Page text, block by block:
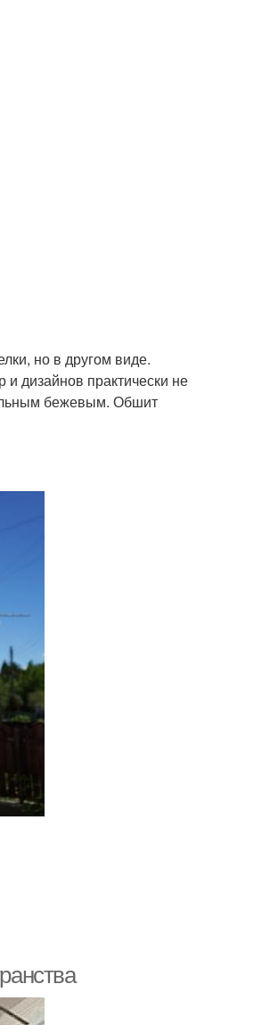
но в другом виде.
дизайнов практически не
бежевым. Обшит